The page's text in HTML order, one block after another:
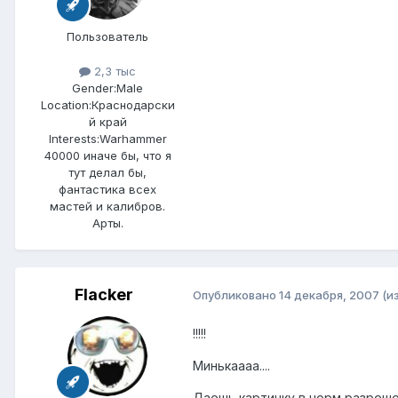
Пользователь
2,3 тыс
Gender:Male
Location:Краснодарски
й край
Interests:Warhammer
40000 иначе бы, что я
тут делал бы,
фантастика всех
мастей и калибров.
Арты.
Flacker Опубликовано 14 декабря, 2007
!!!!!
Минькаааа....